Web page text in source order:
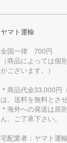
ヤマト運輸
全国一律 700円
（商品によっては個
がございます。）
＊商品代金33,000円
は、送料を無料とさ
＊海外への発送は原
ん。ご了承下さい。
宅配業者：ヤマト運輸